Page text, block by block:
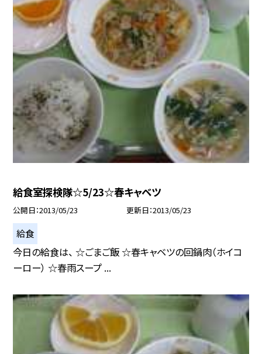
給食室探検隊☆5/23☆春キャベツ
公開日 2013/05/23 更新日 2013/05/23
給食
今日の給食は、 ☆ごまご飯 ☆春キャベツの回鍋肉（ホイコ
ーロー） ☆春雨スープ ...